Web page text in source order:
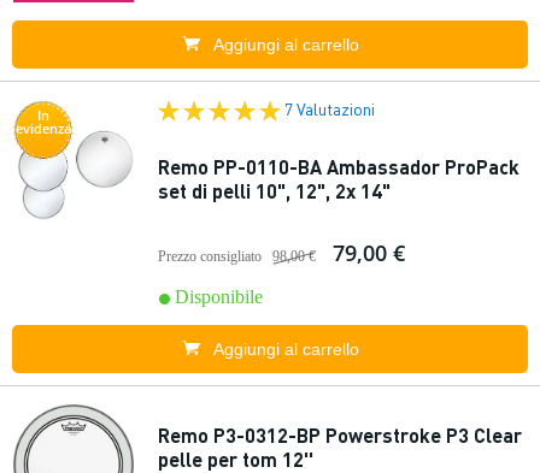
Aggiungi al carrello
In
evidenza
7 Valutazioni
Remo PP-0110-BA Ambassador ProPack
set di pelli 10", 12", 2x 14"
Prezzo consigliato 98,00 € 79,00 €
Disponibile
Aggiungi al carrello
Remo P3-0312-BP Powerstroke P3 Clear
pelle per tom 12''